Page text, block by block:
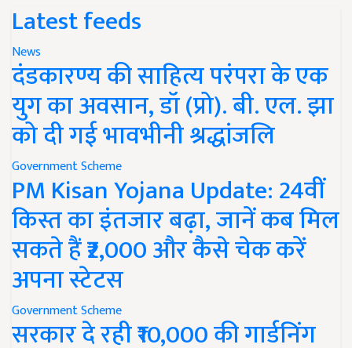
Latest feeds
News
दंडकारण्य की साहित्य परंपरा के एक
युग का अवसान, डॉ (प्रो). बी. एल. झा
को दी गई भावभीनी श्रद्धांजलि
Government Scheme
PM Kisan Yojana Update: 24वीं
किस्त का इंतजार बढ़ा, जानें कब मिल
सकते हैं ₹2,000 और कैसे चेक करें
अपना स्टेटस
Government Scheme
सरकार दे रही ₹10,000 की गार्डनिंग